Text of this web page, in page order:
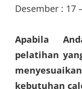
Desember : 17
Apabila
pelatihan
kebutuhan